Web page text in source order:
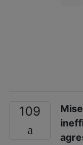
109